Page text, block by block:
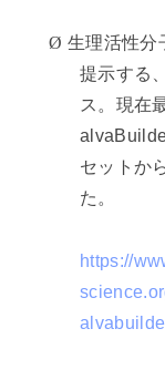
Ø 生理活性分
提示する
ス。現在
セットか
た。
https://